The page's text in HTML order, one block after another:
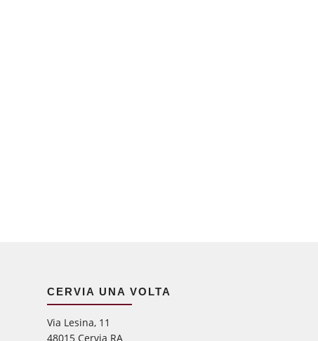
CERVIA UNA VOLTA
Via Lesina, 11
48015 Cervia RA